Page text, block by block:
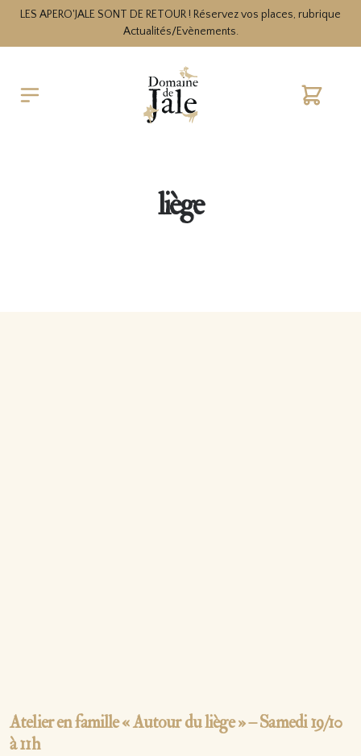
LES APERO'JALE SONT DE RETOUR ! Réservez vos places, rubrique
Actualités/Evènements.
Cart
liège
Atelier en famille « Autour du liège » – Samedi 19/10
à 11h